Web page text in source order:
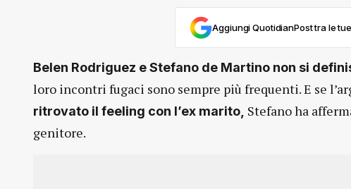
Aggiungi QuotidianPost tra le
Belen Rodriguez e Stefano de Martino non si
loro incontri fugaci sono sempre più frequenti. E se
ritrovato il feeling con l’ex marito, Stefano ha
genitore.